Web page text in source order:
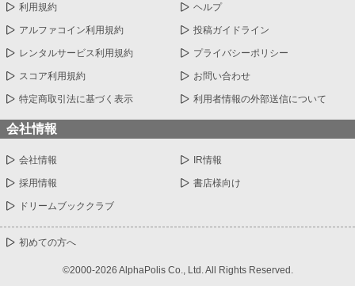
利用規約 ヘルプ
アルファコイン利用規約 投稿ガイドライン
レンタルサービス利用規約 プライバシーポリシー
スコア利用規約 お問い合わせ
特定商取引法に基づく表示 利用者情報の外部送信について
会社情報
会社情報 IR情報
採用情報 書店様向け
ドリームブッククラブ
初めての方へ
©2000-2026 AlphaPolis Co., Ltd. All Rights Reserved.